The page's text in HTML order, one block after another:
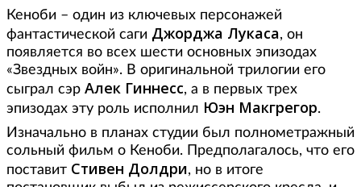
Кеноби – один из ключевых персонажей
фантастической саги Джорджа Лукаса, он
появляется во всех шести основных эпизодах
«Звездных войн». В оригинальной трилогии его
сыграл сэр Алек Гиннесс, а в первых трех
эпизодах эту роль исполнил Юэн Макгрегор.
Изначально в планах студии был полнометражный
сольный фильм о Кеноби. Предполагалось, что его
поставит Стивен Долдри, но в итоге